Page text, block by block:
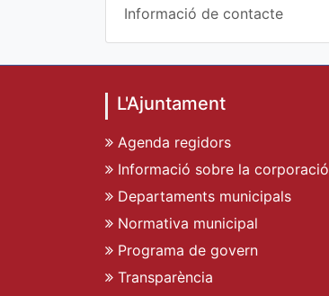
Informació de contacte
L'Ajuntament
Agenda regidors
Informació sobre la corporació
Departaments municipals
Normativa municipal
Programa de govern
Transparència